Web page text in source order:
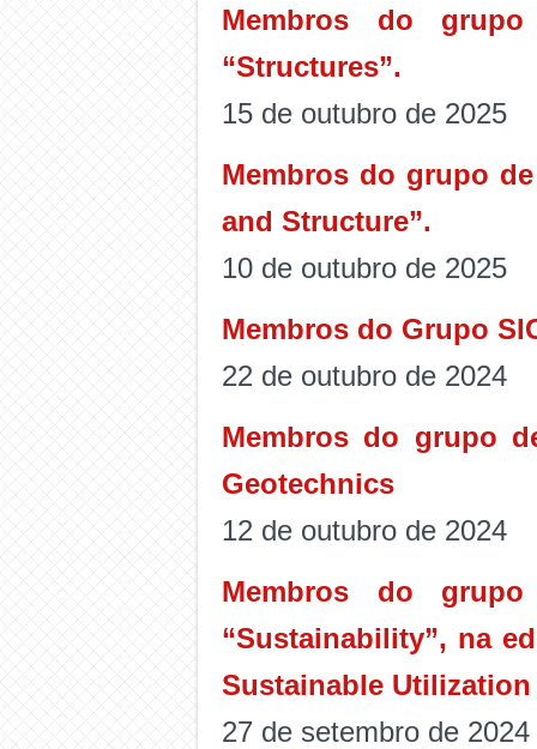
Membros do
“Structures”.
15 de outubro de 2025
Membros do grupo
and Structure”.
10 de outubro de 2025
Membros do Grupo
22 de outubro de 2024
Membros do grupo
Geotechnics
12 de outubro de 2024
Membros do
“Sustainability”, na
Sustainable
27 de setembro de 2024